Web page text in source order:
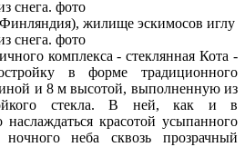
комплекса - стеклянная Кота -
в форме традиционного
и 8 м высотой, выполненную из
стекла. В ней, как и в
красотой усыпанного
ночного неба сквозь прозрачный